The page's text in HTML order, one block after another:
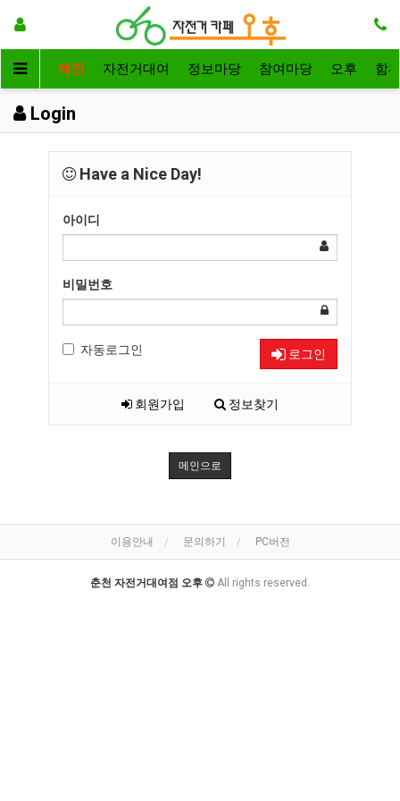
메인 자전거대여 정보마당 참여마당 오후 함
Login
Have a Nice Day!
아이디
비밀번호
자동로그인 로그인
회원가입 정보찾기
메인으로
이용안내 문의하기 PC버전
춘천 자전거대여점 오후 All rights reserved.